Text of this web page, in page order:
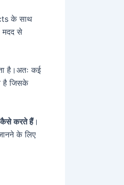
के साथ
मदद से
है।अतः कई
है जिसके
कैसे करते हैं।
के लिए